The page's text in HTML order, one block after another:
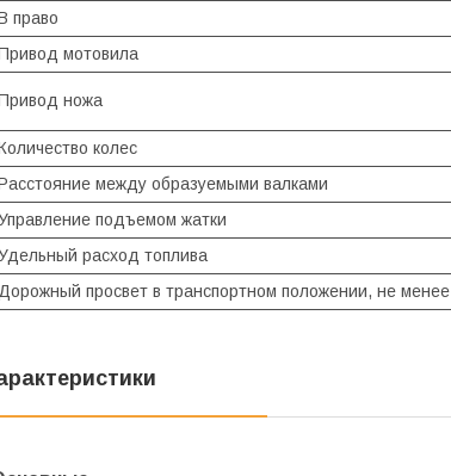
право
мотовила
ножа
колес
между образуемыми валками
подъемом жатки
расход топлива
просвет в транспортном положении, не менее